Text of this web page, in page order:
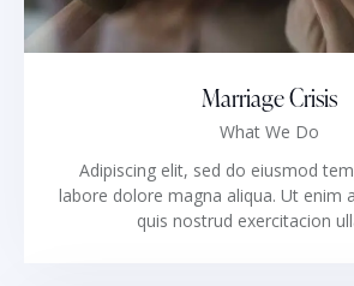
Marriage Crisis
What We Do
Adipiscing elit, sed do eiusmod
labore dolore magna aliqua. Ut enim
quis nostrud exercitacion